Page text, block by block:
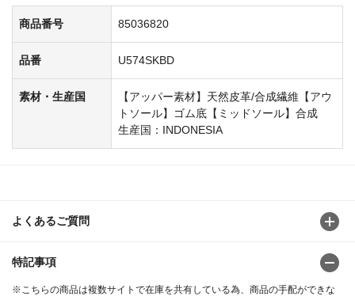
商品番号 85036820
品番 U574SKBD
素材・生産国
【アッパー素材】天然皮革/合成繊維【アウ
トソール】ゴム底【ミッドソール】合成
生産国：INDONESIA
よくあるご質問
特記事項
※こちらの商品は複数サイトで在庫を共有している為、商品の手配ができな